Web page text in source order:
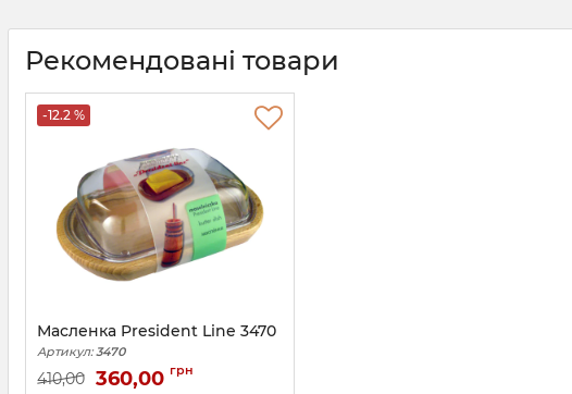
Рекомендовані товари
-12.2 %
Масленка President Line 3470
Артикул: 3470
410,00 360,00 грн